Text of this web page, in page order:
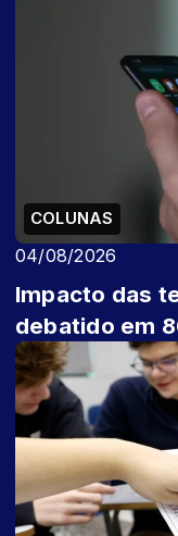
COLUNAS
04/08/2026
Impacto das
debatido em